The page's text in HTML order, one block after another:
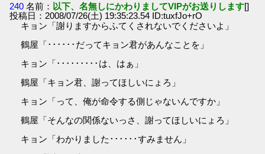
240 名前： 以下、名無しにかわりましてVIPがお送りします[]
投稿日：2008/07/26(土) 19:35:23.54 ID:tuxfJo+rO
キョン「謝りますからふてくされないでくださいよ」
鶴屋「･･････だってキョン君があんなことを」
キョン「･････････は、はぁ」
鶴屋「キョン君、謝ってほしいにょろ」
キョン「って、俺が命令する側じゃないんですか」
鶴屋「そんなの関係ないっさ、謝ってほしいにょろ」
キョン「わかりました･･････すみません」